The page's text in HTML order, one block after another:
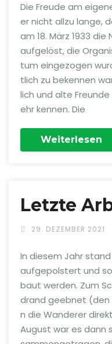
Die Freude am
er nicht allzu lange,
am 18. März 1933
aufgelöst, die
tum eingezogen
tlich zu bekennen
lich und alte
ehr kennen. Die
Weiterlesen
Letzte
29. DEZEMBER 2021
In diesem Jahr
aufgepolstert und
baut werden. Zum
drand geebnet (den
n die Wanderer
August war es dann